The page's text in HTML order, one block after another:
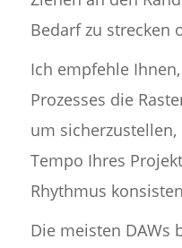
Bedarf zu strecken
Ich empfehle
Prozesses die
um
Tempo Ihres
Rhythmus
Die meisten DAWs